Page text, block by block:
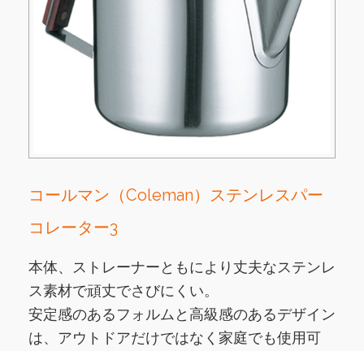
コールマン（Coleman）ステンレスパー
コレーター3
本体、ストレーナーともにより丈夫なステンレ
ス素材で頑丈でさびにくい。
安定感のあるフォルムと高級感のあるデザイン
は、アウトドアだけではなく家庭でも使用可